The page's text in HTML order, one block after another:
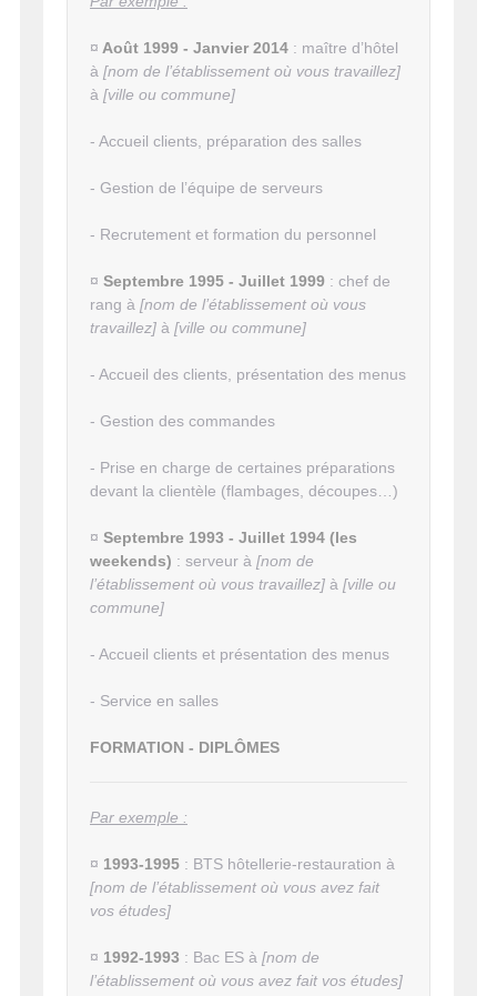
¤ Août 1999 - Janvier 2014 : maître d’hôtel
à [nom de l’établissement où vous travaillez]
à [ville ou commune]
- Accueil clients, préparation des salles
- Gestion de l’équipe de serveurs
- Recrutement et formation du personnel
¤ Septembre 1995 - Juillet 1999 : chef de
rang à [nom de l’établissement où vous
travaillez] à [ville ou commune]
- Accueil des clients, présentation des menus
- Gestion des commandes
- Prise en charge de certaines préparations
devant la clientèle (flambages, découpes…)
¤ Septembre 1993 - Juillet 1994 (les
weekends) : serveur à [nom de
l’établissement où vous travaillez] à [ville ou
commune]
- Accueil clients et présentation des menus
- Service en salles
FORMATION - DIPLÔMES
Par exemple :
¤ 1993-1995 : BTS hôtellerie-restauration à
[nom de l’établissement où vous avez fait
vos études]
¤ 1992-1993 : Bac ES à [nom de
l’établissement où vous avez fait vos études]